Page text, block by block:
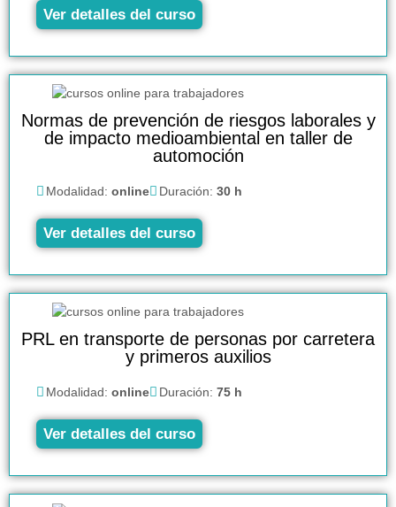
Ver detalles del curso
Normas de prevención de riesgos laborales y
de impacto medioambiental en taller de
automoción
Modalidad: online Duración: 30 h
Ver detalles del curso
PRL en transporte de personas por carretera
y primeros auxilios
Modalidad: online Duración: 75 h
Ver detalles del curso